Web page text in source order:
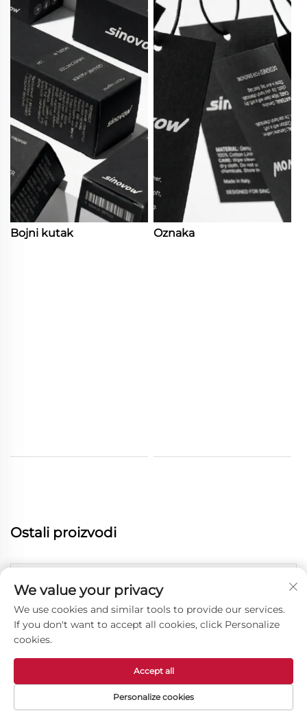
Bojni kutak Oznaka
Ostali proizvodi
We value your privacy
We use cookies and similar tools to provide our services.
If you don't want to accept all cookies, click Personalize
cookies.
Personalize cookies
Accept all